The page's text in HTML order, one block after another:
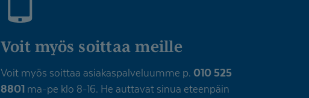
Voit myös soittaa meille
Voit myös soittaa asiakaspalveluumme p. 010 525
8801 ma-pe klo 8-16. He auttavat sinua eteenpäin